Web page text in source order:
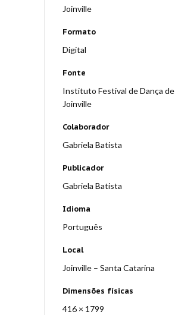
Joinville
Formato
Digital
Fonte
Instituto Festival de Dança de
Joinville
Colaborador
Gabriela Batista
Publicador
Gabriela Batista
Idioma
Português
Local
Joinville – Santa Catarina
Dimensões físicas
416 × 1799